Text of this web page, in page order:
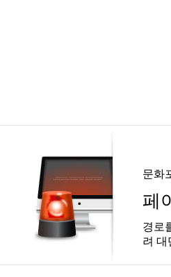
문화
페
경로
려 대